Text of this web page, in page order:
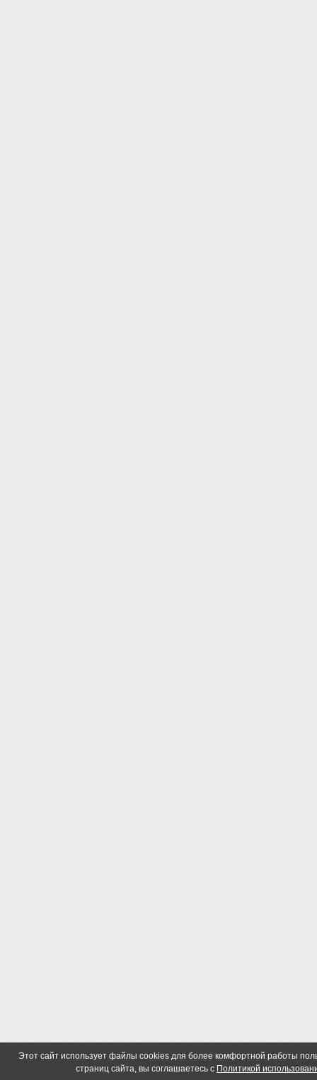
Этот сайт использует файлы cookies для более комфортной работы
страниц сайта, вы соглашаетесь с Политикой